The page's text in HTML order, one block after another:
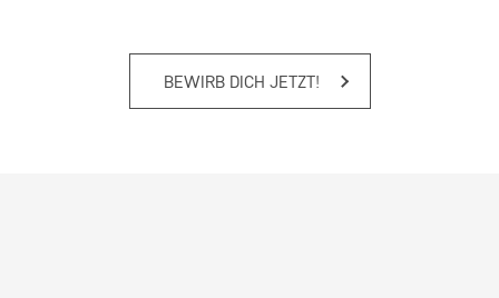
BEWIRB DICH JETZT!